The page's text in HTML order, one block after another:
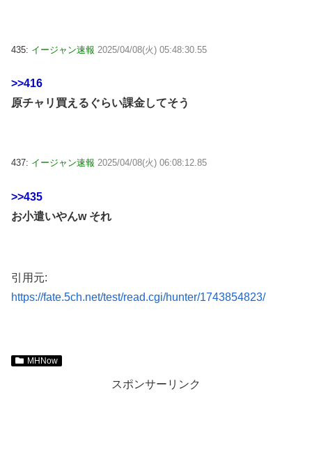
435: イージャン速報 2025/04/08(火) 05:48:30.55
>>416
原チャリ買えるぐらい課金してそう
437: イージャン速報 2025/04/08(火) 06:08:12.85
>>435
お小遣いやんw それ
引用元:
https://fate.5ch.net/test/read.cgi/hunter/1743854823/
MHNow
スポンサーリンク